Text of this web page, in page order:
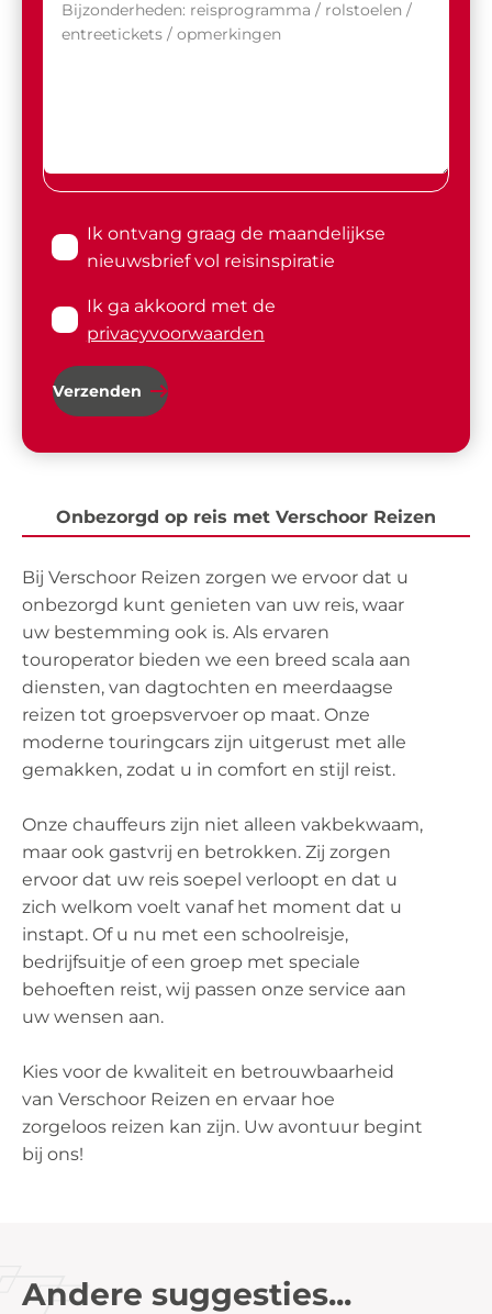
Ik ontvang graag de maandelijkse
nieuwsbrief vol reisinspiratie
Ik ga akkoord met de
privacyvoorwaarden
Verzenden
Onbezorgd op reis met Verschoor Reizen
Bij Verschoor Reizen zorgen we ervoor dat u
onbezorgd kunt genieten van uw reis, waar
uw bestemming ook is. Als ervaren
touroperator bieden we een breed scala aan
diensten, van dagtochten en meerdaagse
reizen tot groepsvervoer op maat. Onze
moderne touringcars zijn uitgerust met alle
gemakken, zodat u in comfort en stijl reist.
Onze chauffeurs zijn niet alleen vakbekwaam,
maar ook gastvrij en betrokken. Zij zorgen
ervoor dat uw reis soepel verloopt en dat u
zich welkom voelt vanaf het moment dat u
instapt. Of u nu met een schoolreisje,
bedrijfsuitje of een groep met speciale
behoeften reist, wij passen onze service aan
uw wensen aan.
Kies voor de kwaliteit en betrouwbaarheid
van Verschoor Reizen en ervaar hoe
zorgeloos reizen kan zijn. Uw avontuur begint
bij ons!
Andere suggesties...